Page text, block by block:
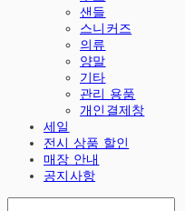
샌들
스니커즈
의류
양말
기타
관리 용품
개인결제창
세일
전시 상품 할인
매장 안내
공지사항